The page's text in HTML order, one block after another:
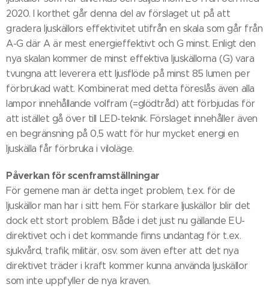
2020. I korthet går denna del av förslaget ut på att
gradera ljuskällors effektivitet utifrån en skala som går från
A-G där A är mest energieffektivt och G minst. Enligt den
nya skalan kommer de minst effektiva ljuskällorna (G) vara
tvungna att leverera ett ljusflöde på minst 85 lumen per
förbrukad watt. Kombinerat med detta föreslås även alla
lampor innehållande volfram (=glödtråd) att förbjudas för
att istället gå över till LED-teknik. Förslaget innehåller även
en begränsning på 0,5 watt för hur mycket energi en
ljuskälla får förbruka i viloläge.
Påverkan för scenframställningar
För gemene man är detta inget problem, t.ex. för de
ljuskällor man har i sitt hem. För starkare ljuskällor blir det
dock ett stort problem. Både i det just nu gällande EU-
direktivet och i det kommande finns undantag för t.ex.
sjukvård, trafik, militär, osv. som även efter att det nya
direktivet träder i kraft kommer kunna använda ljuskällor
som inte uppfyller de nya kraven.